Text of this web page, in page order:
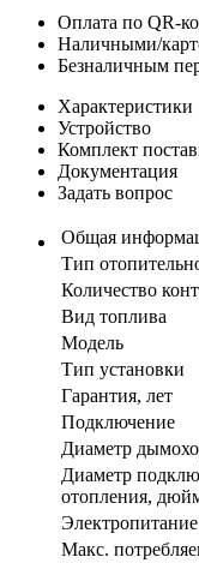
Оплата по QR-
Наличными/
Безналичным
Характеристики
Устройство
Комплект
Документация
Задать вопрос
Общая
Тип
Количество
Вид топлива
Модель
Тип установки
Гарантия, лет
Подключение
Диаметр
Диаметр
отопления,
Электропитание
Макс.